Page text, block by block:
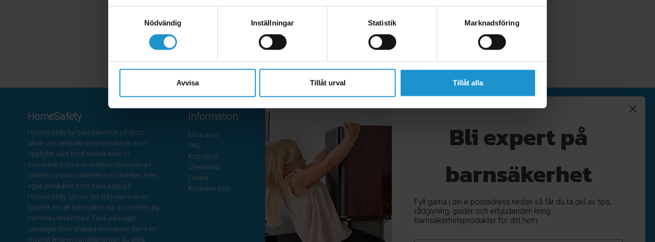
Nödvändig
Inställningar Statistik Marknadsföring
Avvisa Tillåt urval Tillåt alla
HomeSafety
HomeSafety tar barnsäkerhet på stort
allvar och erbjuder bara produkter som
uppfyller våra högt ställda krav. Vi
samarbetar med de ledande tillverkarna i
världen av barnsäkerhet och tillverkar även
egna produkter som bara säljs på
HomeSafety. Utöver det erbjuder vi även
tjänster för att barnsäkra där vi besöker dig
hemma i din bostad. Tack vare eget
varulager med snabba leveranser samt en
mycket erfaren kundtjänst kan du alltid
Information
Mina sidor
FAQ
Köpvillkor
Checklista
Länkar
Kontakta oss
Hamngatan 19
172 66 Sundbyberg
Instagram
Youtube
Registrera Avregistrera
OK
Bli expert på
barnsäkerhet
Fyll gärna i din e-postadress nedan så får du ta del av tips,
rådgivning, guider och erbjudanden kring
barnsäkerhetsprodukter för ditt hem